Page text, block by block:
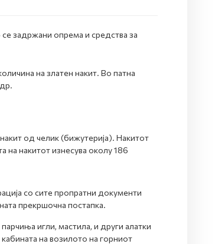
задржани опрема и средства за
на златен накит. Во патна
од челик (бижутерија). Накитот
на накитот изнесува околу 186
со сите пропратни документи
прекршочна постапка.
игли, мастила, и други алатки
на возилото на горниот